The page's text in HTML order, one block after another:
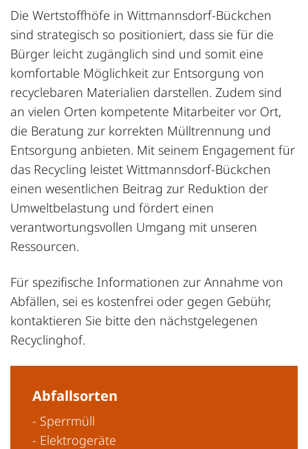
Die Wertstoffhöfe in Wittmannsdorf-Bückchen
sind strategisch so positioniert, dass sie für die
Bürger leicht zugänglich sind und somit eine
komfortable Möglichkeit zur Entsorgung von
recyclebaren Materialien darstellen. Zudem sind
an vielen Orten kompetente Mitarbeiter vor Ort,
die Beratung zur korrekten Mülltrennung und
Entsorgung anbieten. Mit seinem Engagement für
das Recycling leistet Wittmannsdorf-Bückchen
einen wesentlichen Beitrag zur Reduktion der
Umweltbelastung und fördert einen
verantwortungsvollen Umgang mit unseren
Ressourcen.
Für spezifische Informationen zur Annahme von
Abfällen, sei es kostenfrei oder gegen Gebühr,
kontaktieren Sie bitte den nächstgelegenen
Recyclinghof.
Abfallsorten
- Sperrmüll
- Elektrogeräte